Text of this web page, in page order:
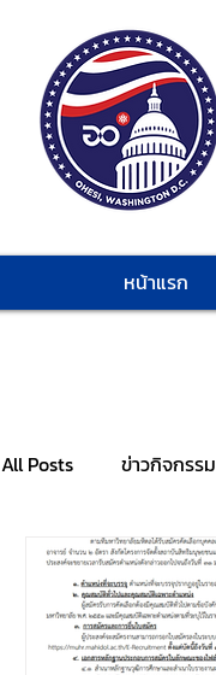
หน้าแรก
All Posts ข่าวกิจกรรม